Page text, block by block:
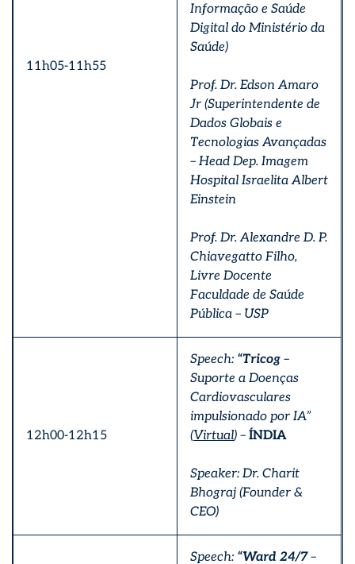
11h05-11h55
Informação e Saúde
Digital do Ministério da
Saúde)
Prof. Dr. Edson Amaro
Jr (Superintendente de
Dados Globais e
Tecnologias Avançadas
– Head Dep. Imagem
Hospital Israelita Albert
Einstein
Prof. Dr. Alexandre D. P.
Chiavegatto Filho,
Livre Docente
Faculdade de Saúde
Pública – USP
12h00-12h15
Speech: “Tricog –
Suporte a Doenças
Cardiovasculares
impulsionado por IA”
(Virtual) – ÍNDIA
Speaker: Dr. Charit
Bhograj (Founder &
CEO)
Speech: “Ward 24/7–